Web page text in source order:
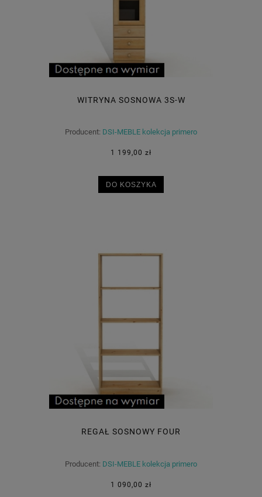
WITRYNA SOSNOWA 3S-W
Producent: DSI-MEBLE kolekcja primero
1 199,00 zł
DO KOSZYKA
REGAŁ SOSNOWY FOUR
Producent: DSI-MEBLE kolekcja primero
1 090,00 zł